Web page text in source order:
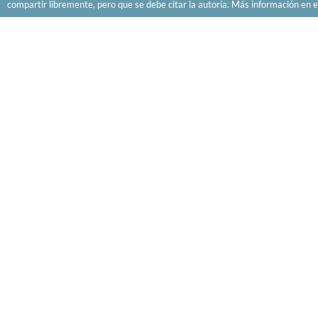
compartir libremente, pero que se debe citar la autoría. Más información en